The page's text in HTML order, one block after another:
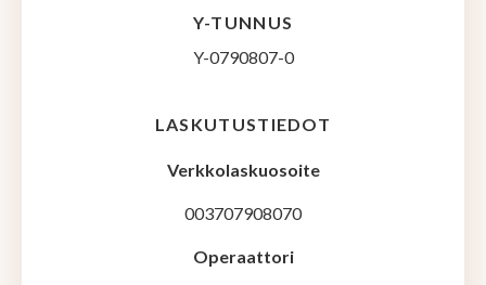
Y-TUNNUS
Y-0790807-0
LASKUTUSTIEDOT
Verkkolaskuosoite
003707908070
Operaattori